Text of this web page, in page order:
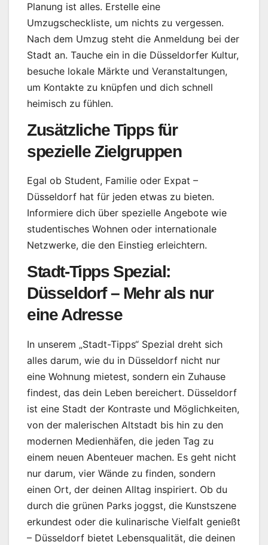
Planung ist alles. Erstelle eine
Umzugscheckliste, um nichts zu vergessen.
Nach dem Umzug steht die Anmeldung bei der
Stadt an. Tauche ein in die Düsseldorfer Kultur,
besuche lokale Märkte und Veranstaltungen,
um Kontakte zu knüpfen und dich schnell
heimisch zu fühlen.
Zusätzliche Tipps für
spezielle Zielgruppen
Egal ob Student, Familie oder Expat –
Düsseldorf hat für jeden etwas zu bieten.
Informiere dich über spezielle Angebote wie
studentisches Wohnen oder internationale
Netzwerke, die den Einstieg erleichtern.
Stadt-Tipps Spezial:
Düsseldorf – Mehr als nur
eine Adresse
In unserem „Stadt-Tipps“ Spezial dreht sich
alles darum, wie du in Düsseldorf nicht nur
eine Wohnung mietest, sondern ein Zuhause
findest, das dein Leben bereichert. Düsseldorf
ist eine Stadt der Kontraste und Möglichkeiten,
von der malerischen Altstadt bis hin zu den
modernen Medienhäfen, die jeden Tag zu
einem neuen Abenteuer machen. Es geht nicht
nur darum, vier Wände zu finden, sondern
einen Ort, der deinen Alltag inspiriert. Ob du
durch die grünen Parks joggst, die Kunstszene
erkundest oder die kulinarische Vielfalt genießt
– Düsseldorf bietet Lebensqualität, die deinen